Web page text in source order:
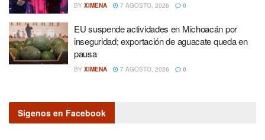
BY XIMENA 7 AGOSTO, 2026 0
EU suspende actividades en Michoacán por
inseguridad; exportación de aguacate queda en
pausa
BY XIMENA 7 AGOSTO, 2026 0
Sígenos en Facebook